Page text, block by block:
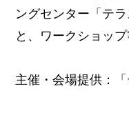
ングセンター「テ
と、ワークショップ
主催・会場提供：